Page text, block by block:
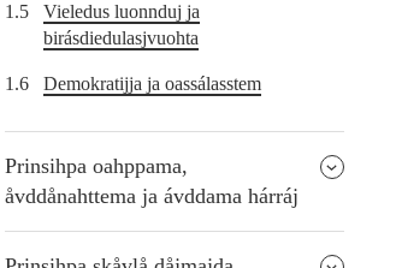
1.5
Vieledus luonnduj ja
birásdiedulasjvuohta
1.6 Demokratijja ja oassálasstem
Prinsihpa oahppama,
åvddånahttema ja ávddama hárráj